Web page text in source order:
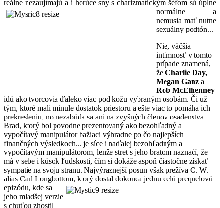
reálne nezaujímajú a i horúce sny s charizmatickým šéfom sú úplne
normálne a
nemusia mať nutne
sexuálny podtón...
Nie, väčšia
intímnosť v tomto
prípade znamená,
že Charlie Day,
Megan Ganz a
Rob McElhenney
idú ako tvorcovia ďaleko viac pod kožu vybraným osobám. Či už
tým, ktoré mali minule dostatok priestoru a ešte viac to pomáha ich
prekresleniu, no nezabúda sa ani na zvyšných členov osadenstva.
Brad, ktorý bol povodne prezentovaný ako bezohľadný a
vypočítavý manipulátor bažiaci výhradne po čo najlepších
finančných výsledkoch... je síce i naďalej bezohľadným a
vypočítavým manipulátorom, lenže stret s jeho bratom naznačí, že
má v sebe i kúsok ľudskosti, čím si dokáže aspoň čiastočne získať
sympatie na svoju stranu. Najvýraznejší posun však prežíva C. W.
alias Carl Longbottom, ktorý dostal dokonca jednu celú prequelovú
epizódu, kde sa
jeho mladšej verzie
s chuťou zhostil